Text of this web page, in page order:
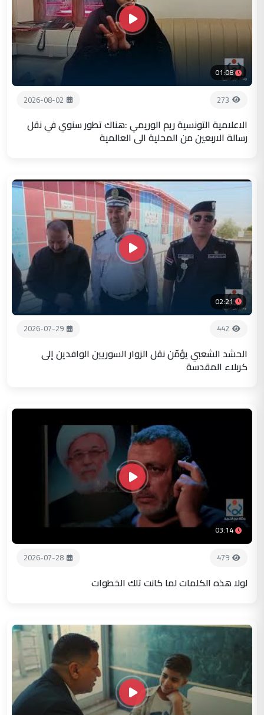
01:08
273
2026-08-02
الاعلامية التونسية ريم الوريمي :هناك تطور سنوي في نقل
رسالة الاربعين من المحلية الى العالمية
02:21
442
2026-07-29
الحشد الشعبي يؤمّن نقل الزوار السوريين الوافدين إلى
كربلاء المقدسة
03:14
479
2026-07-28
لولا هذه الكلمات لما كانت تلك الخطوات